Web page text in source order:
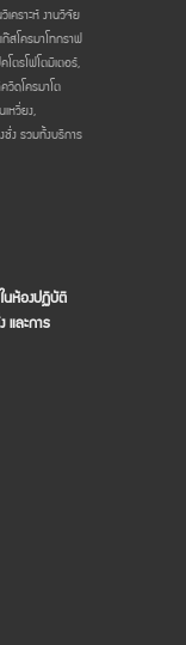
คราะห์ งานวิจัย
สโครมาโทกราฟ
ตรโฟโตมิเตอร์,
วิดโครมาโต
หวี่ยง,
ง รวมทั้งบริการ
นห้องปฏิบัติ
และการ